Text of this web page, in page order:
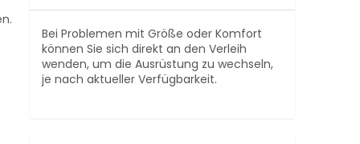
Bei Problemen mit Größe oder Komfort
können Sie sich direkt an den Verleih
wenden, um die Ausrüstung zu wechseln,
je nach aktueller Verfügbarkeit.